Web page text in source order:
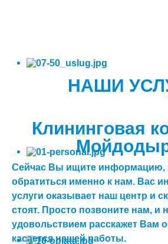
НАШИ
Клининговая
Сейчас Вы ищите информацию,
обратиться именно к нам. Вас
услуги оказывает наш центр и
стоят. Просто позвоните нам, и
удовольствием расскажет Вам
касается нашей работы.